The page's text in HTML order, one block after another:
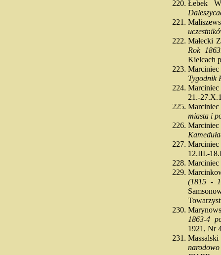
Łebek
Małecki
Rok
Kielcach
Tygodnik
21.-
miasta i
12.III.-
(1815 -
1863-4
1921, Nr